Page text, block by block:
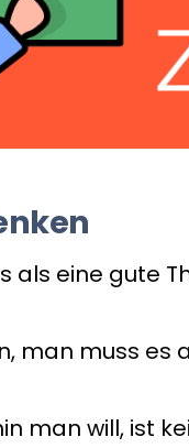
als eine gute
man muss es
man will, ist